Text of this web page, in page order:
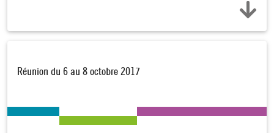
Réunion du 6 au 8 octobre 2017